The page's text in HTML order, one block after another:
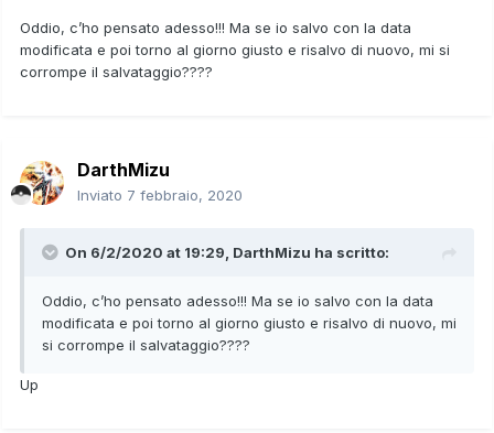
Oddio, c’ho pensato adesso!!! Ma se io salvo con la data
modificata e poi torno al giorno giusto e risalvo di nuovo, mi si
corrompe il salvataggio????
DarthMizu
Inviato 7 febbraio, 2020
On 6/2/2020 at 19:29, DarthMizu ha scritto:
Oddio, c’ho pensato adesso!!! Ma se io salvo con la data
modificata e poi torno al giorno giusto e risalvo di nuovo, mi
si corrompe il salvataggio????
Up